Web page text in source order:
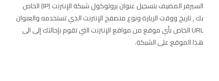
السيرفر المضيف بتسجيل عنوان بروتوكول شبكة الإنترنت (IP) الخاص
بك , تاريخ ووقت الزيارة ونوع متصفح الإنترنت الذي تستخدمه والعنوان
URL الخاص بأي موقع من مواقع الإنترنت التي تقوم بإحالتك إلى الى
هذا الموقع على الشبكة.